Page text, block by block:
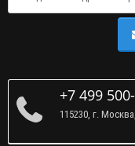
+7 499
115230, г.